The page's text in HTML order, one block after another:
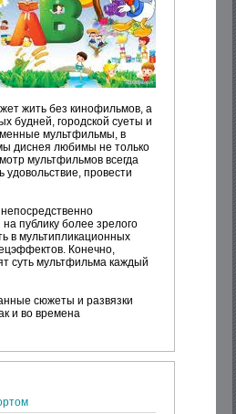
жить без кинофильмов, а
будней, городской суеты и
мультфильмы, в
диснея любимы не только
мультфильмов всегда
провести
публику более зрелого
в мультипликационных
Конечно,
суть мультфильма каждый
сюжеты и развязки
и во времена